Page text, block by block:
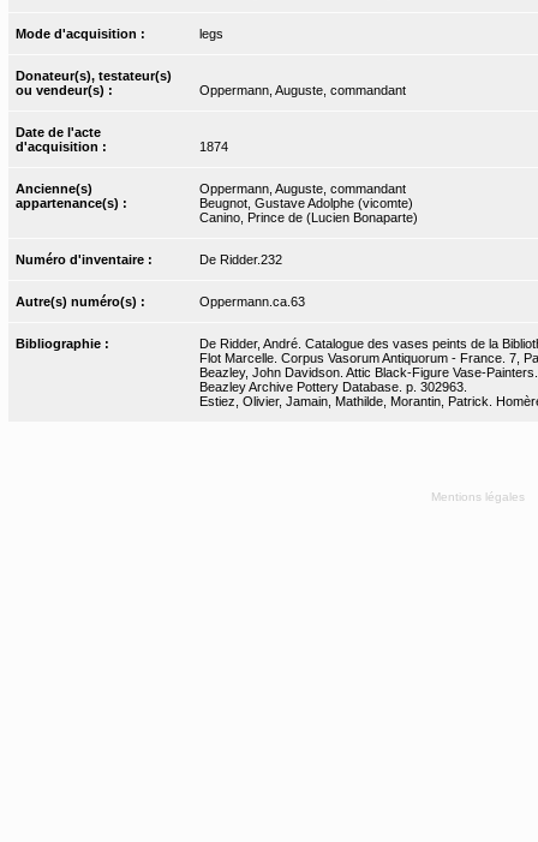
Mode d'acquisition : legs
Donateur(s), testateur(s)
ou vendeur(s) :
Oppermann, Auguste, commandant
Date de l'acte
d'acquisition :
1874
Ancienne(s)
appartenance(s) :
Oppermann, Auguste, commandant
Beugnot, Gustave Adolphe (vicomte)
Canino, Prince de (Lucien Bonaparte)
Numéro d'inventaire : De Ridder.232
Autre(s) numéro(s) : Oppermann.ca.63
Bibliographie :
De Ridder, André. Catalogue des vases peints de la
Flot Marcelle. Corpus Vasorum Antiquorum - France. 7,
Beazley, John Davidson. Attic Black-Figure Vase-
Beazley Archive Pottery Database. p. 302963.
Estiez, Olivier, Jamain, Mathilde, Morantin, Patrick.
Mentions légales